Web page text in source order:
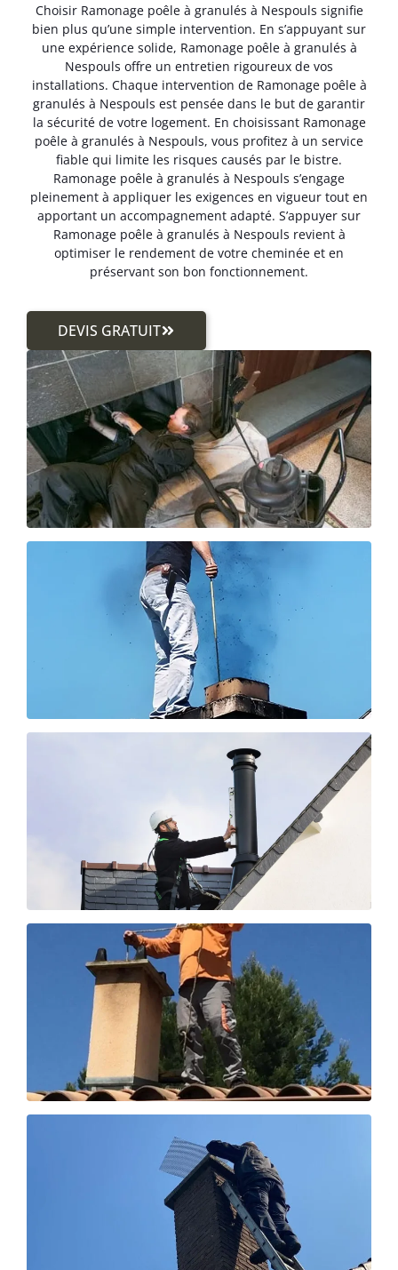
Choisir Ramonage poêle à granulés à Nespouls signifie
bien plus qu’une simple intervention. En s’appuyant sur
une expérience solide, Ramonage poêle à granulés à
Nespouls offre un entretien rigoureux de vos
installations. Chaque intervention de Ramonage poêle à
granulés à Nespouls est pensée dans le but de garantir
la sécurité de votre logement. En choisissant Ramonage
poêle à granulés à Nespouls, vous profitez à un service
fiable qui limite les risques causés par le bistre.
Ramonage poêle à granulés à Nespouls s’engage
pleinement à appliquer les exigences en vigueur tout en
apportant un accompagnement adapté. S’appuyer sur
Ramonage poêle à granulés à Nespouls revient à
optimiser le rendement de votre cheminée et en
préservant son bon fonctionnement.
DEVIS GRATUIT